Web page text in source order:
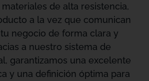
materiales de alta resistencia,
a la vez que comunican
negocio de forma clara y
a nuestro sistema de
garantizamos una excelente
y una definición óptima para